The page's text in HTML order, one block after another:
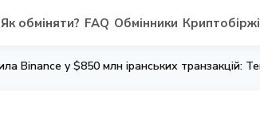
Як обміняти? FAQ Обмінники Криптобіржі